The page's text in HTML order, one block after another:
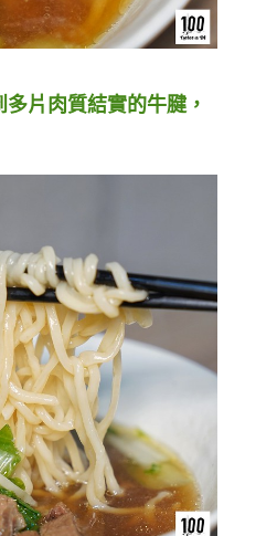
片肉質結實的牛腱，